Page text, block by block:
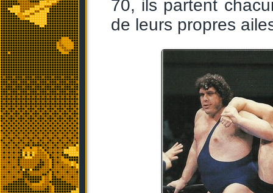
70, ils partent
de leurs propres